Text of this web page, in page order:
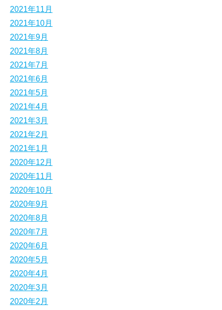
2021年11月
2021年10月
2021年9月
2021年8月
2021年7月
2021年6月
2021年5月
2021年4月
2021年3月
2021年2月
2021年1月
2020年12月
2020年11月
2020年10月
2020年9月
2020年8月
2020年7月
2020年6月
2020年5月
2020年4月
2020年3月
2020年2月